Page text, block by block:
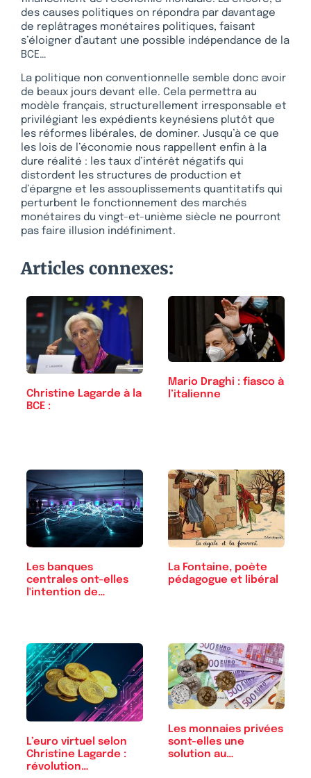
des causes politiques on répondra par davantage
de replâtrages monétaires politiques, faisant
s’éloigner d’autant une possible indépendance de la
BCE…
La politique non conventionnelle semble donc avoir
de beaux jours devant elle. Cela permettra au
modèle français, structurellement irresponsable et
privilégiant les expédients keynésiens plutôt que
les réformes libérales, de dominer. Jusqu’à ce que
les lois de l’économie nous rappellent enfin à la
dure réalité : les taux d’intérêt négatifs qui
distordent les structures de production et
d’épargne et les assouplissements quantitatifs qui
perturbent le fonctionnement des marchés
monétaires du vingt-et-unième siècle ne pourront
pas faire illusion indéfiniment.
Articles connexes:
Christine Lagarde à la
BCE :
Mario Draghi : fiasco à
l’italienne
Les banques
centrales ont-elles
l'intention de…
La Fontaine, poète
pédagogue et libéral
L’euro virtuel selon
Christine Lagarde :
révolution…
Les monnaies privées
sont-elles une
solution au…